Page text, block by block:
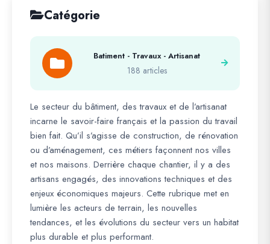
Catégorie
Batiment - Travaux - Artisanat
188 articles
Le secteur du bâtiment, des travaux et de l’artisanat
incarne le savoir-faire français et la passion du travail
bien fait. Qu’il s’agisse de construction, de rénovation
ou d’aménagement, ces métiers façonnent nos villes
et nos maisons. Derrière chaque chantier, il y a des
artisans engagés, des innovations techniques et des
enjeux économiques majeurs. Cette rubrique met en
lumière les acteurs de terrain, les nouvelles
tendances, et les évolutions du secteur vers un habitat
plus durable et plus performant.